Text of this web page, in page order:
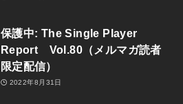
保護中: The Single Player
Report Vol.80（メルマガ読者
限定配信）
2022年8月31日